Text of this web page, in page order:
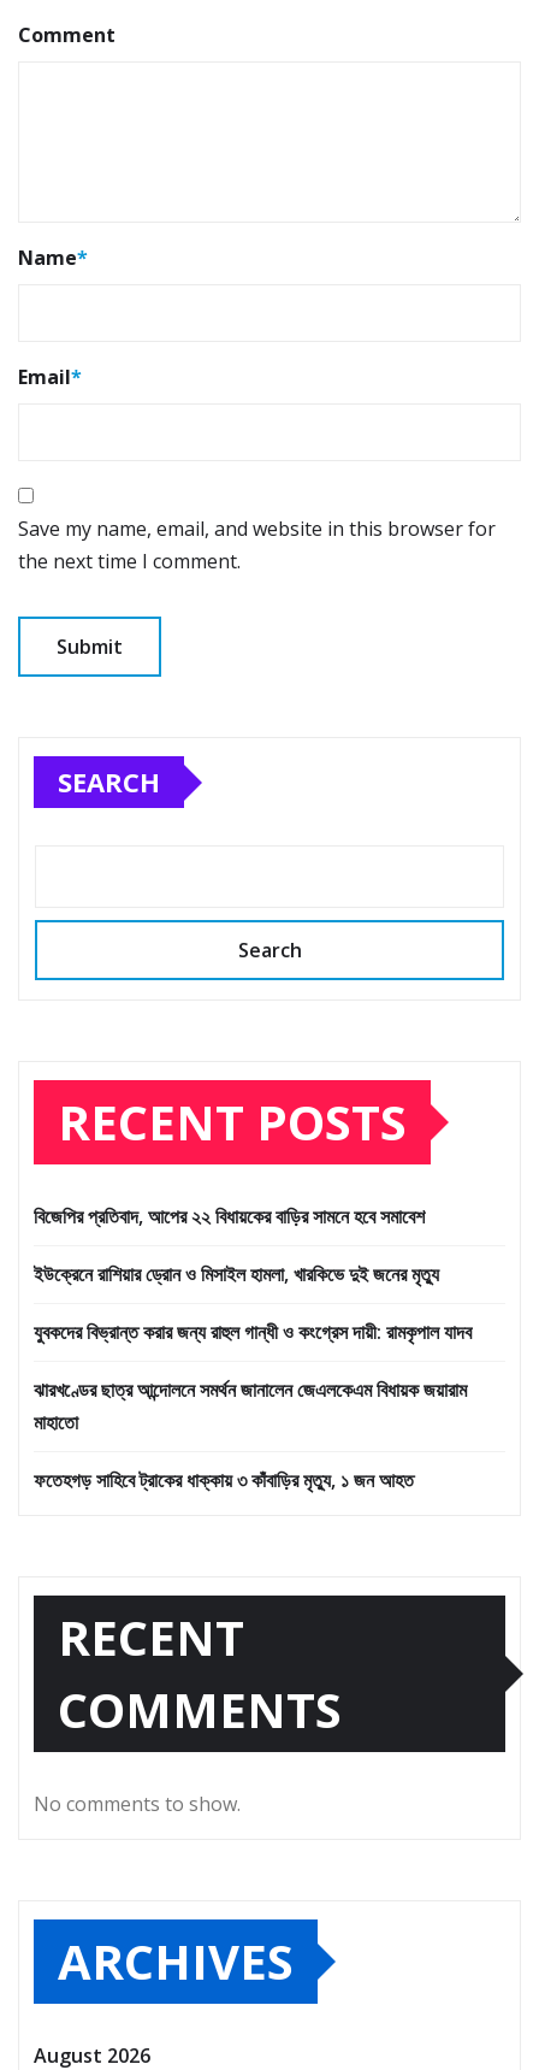
Comment
Name*
Email*
Save my name, email, and website in this browser for
the next time I comment.
SEARCH
Search
RECENT POSTS
বিজেপির প্রতিবাদ, আপের ২২ বিধায়কের বাড়ির সামনে হবে সমাবেশ
ইউক্রেনে রাশিয়ার ড্রোন ও মিসাইল হামলা, খারকিভে দুই জনের মৃত্যু
যুবকদের বিভ্রান্ত করার জন্য রাহুল গান্ধী ও কংগ্রেস দায়ী: রামকৃপাল যাদব
ঝারখণ্ডের ছাত্র আন্দোলনে সমর্থন জানালেন জেএলকেএম বিধায়ক জয়ারাম
মাহাতো
ফতেহগড় সাহিবে ট্রাকের ধাক্কায় ৩ কাঁবাড়ির মৃত্যু, ১ জন আহত
RECENT
COMMENTS
No comments to show.
ARCHIVES
August 2026